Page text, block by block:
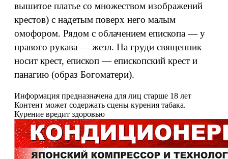
вышитое платье со множеством изображений
крестов) с надетым поверх него малым
омофором. Рядом с облачением епископа — у
правого рукава — жезл. На груди священник
носит крест, епископ — епископский крест и
панагию (образ Богоматери).
Информация предназначена для лиц старше 18 лет
Контент может содержать сцены курения табака.
Курение вредит здоровью